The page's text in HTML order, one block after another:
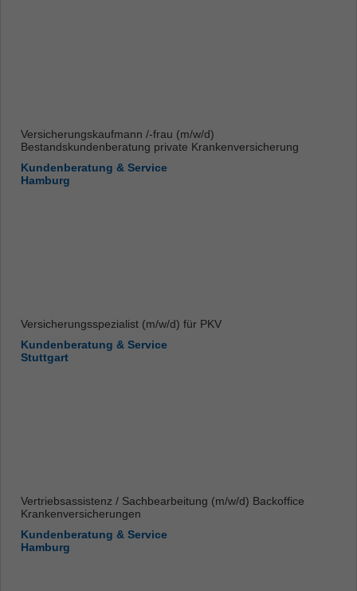
Versicherungskaufmann /-frau (m/w/d)
Bestandskundenberatung private Krankenversicherung
Kundenberatung & Service
Hamburg
Versicherungsspezialist (m/w/d) für PKV
Kundenberatung & Service
Stuttgart
Vertriebsassistenz / Sachbearbeitung (m/w/d) Backoffice
Krankenversicherungen
Kundenberatung & Service
Hamburg